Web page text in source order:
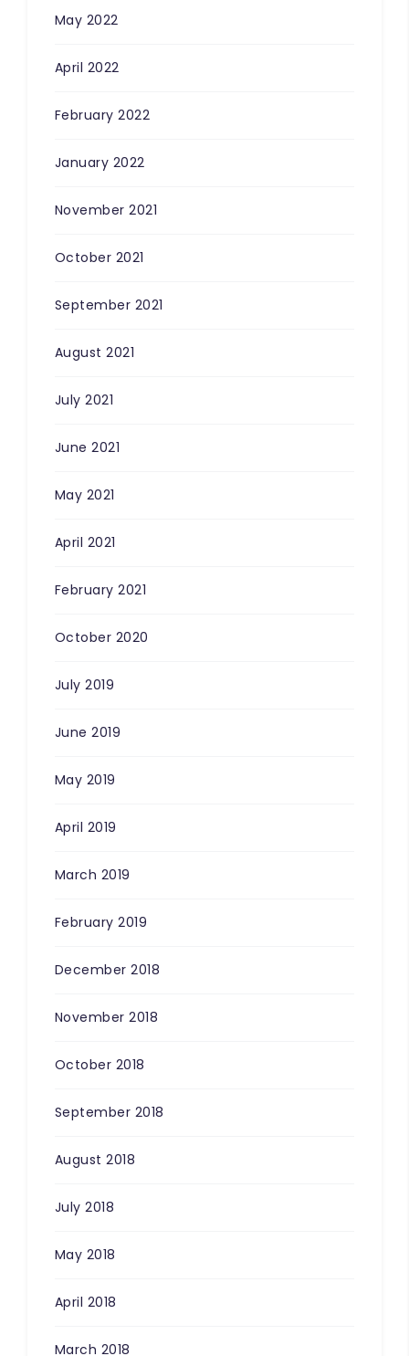
May 2022
April 2022
February 2022
January 2022
November 2021
October 2021
September 2021
August 2021
July 2021
June 2021
May 2021
April 2021
February 2021
October 2020
July 2019
June 2019
May 2019
April 2019
March 2019
February 2019
December 2018
November 2018
October 2018
September 2018
August 2018
July 2018
May 2018
April 2018
March 2018